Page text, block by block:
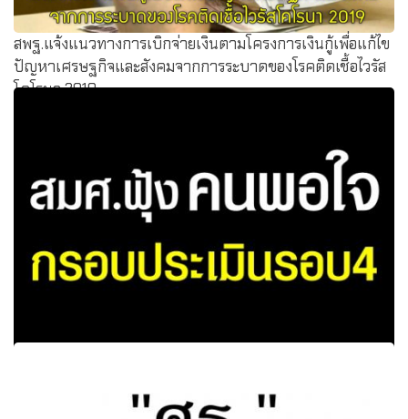
สพฐ.แจ้งแนวทางการเบิกจ่ายเงินตามโครงการเงินกู้เพื่อแก้ไข
ปัญหาเศรษฐกิจและสังคมจากการระบาดของโรคติดเชื้อไวรัส
โคโรนา 2019
สมศ.ได้เปิดฟังความคิดเห็น (ร่าง)